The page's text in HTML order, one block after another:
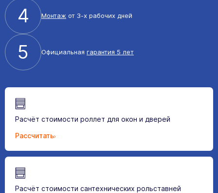
4 Монтаж от 3-х рабочих дней
5 Официальная гарантия 5 лет
Расчёт стоимости роллет для окон и дверей
Рассчитать
Расчёт стоимости сантехнических рольставней